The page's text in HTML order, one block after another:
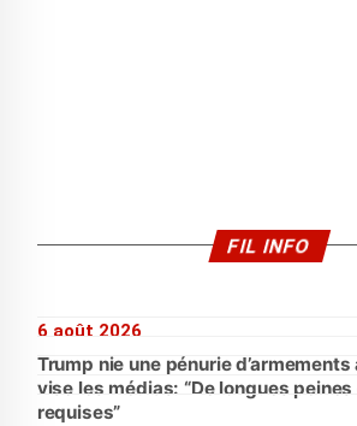
FIL INFO
6 août 2026
Trump nie une pénurie
vise les médias: “De longues
requises”